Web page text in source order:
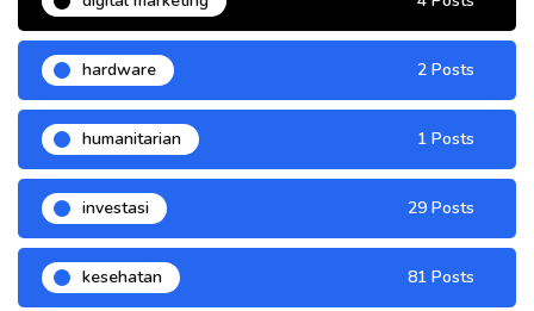
hardware 2 Posts
humanitarian 1 Posts
investasi 29 Posts
kesehatan 81 Posts